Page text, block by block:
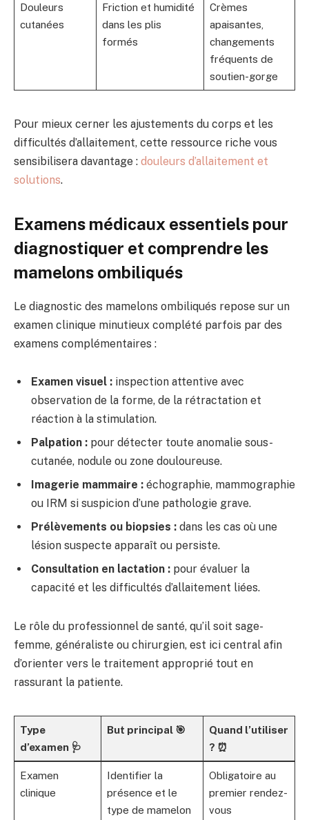
Douleurs
cutanées
Friction et humidité
dans les plis
formés
Crèmes
apaisantes,
changements
fréquents de
soutien-gorge
Pour mieux cerner les ajustements du corps et les
difficultés d’allaitement, cette ressource riche vous
sensibilisera davantage : douleurs d’allaitement et
solutions.
Examens médicaux essentiels pour
diagnostiquer et comprendre les
mamelons ombiliqués
Le diagnostic des mamelons ombiliqués repose sur un
examen clinique minutieux complété parfois par des
examens complémentaires :
Examen visuel : inspection attentive avec
observation de la forme, de la rétractation et
réaction à la stimulation.
Palpation : pour détecter toute anomalie sous-
cutanée, nodule ou zone douloureuse.
Imagerie mammaire : échographie, mammographie
ou IRM si suspicion d’une pathologie grave.
Prélèvements ou biopsies : dans les cas où une
lésion suspecte apparaît ou persiste.
Consultation en lactation : pour évaluer la
capacité et les difficultés d’allaitement liées.
Le rôle du professionnel de santé, qu’il soit sage-
femme, généraliste ou chirurgien, est ici central afin
d’orienter vers le traitement approprié tout en
rassurant la patiente.
Type
d’examen 🩺
But principal 🎯
Quand l’utiliser
? ⏰
Examen
clinique
Identifier la
présence et le
type de mamelon
Obligatoire au
premier rendez-
vous